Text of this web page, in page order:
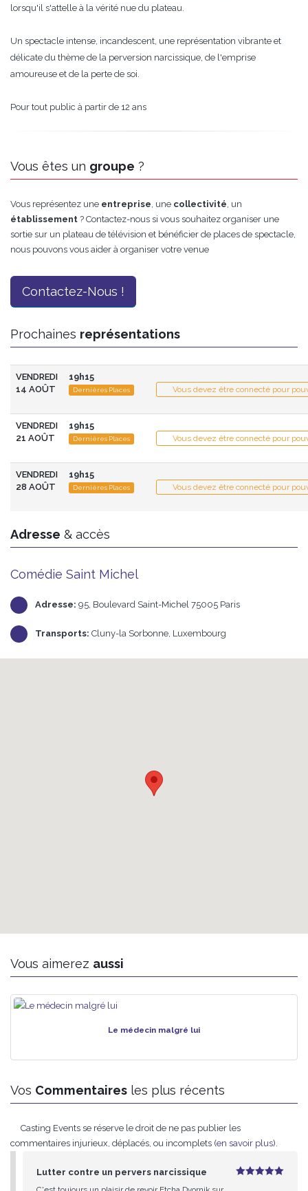
lorsqu'il s'attelle à la vérité nue du plateau.
Un spectacle intense, incandescent, une représentation vibrante et
délicate du thème de la perversion narcissique, de l'emprise
amoureuse et de la perte de soi.
Pour tout public à partir de 12 ans
Vous êtes un groupe ?
Vous représentez une entreprise, une collectivité, un
établissement ? Contactez-nous si vous souhaitez organiser une
sortie sur un plateau de télévision et bénéficier de places de spectacle,
nous pouvons vous aider à organiser votre venue
Contactez-Nous !
Prochaines représentations
VENDREDI
14 AOÛT
19h15
Dernières Places Vous devez être connecté pour
VENDREDI
21 AOÛT
19h15
Dernières Places Vous devez être connecté pour
VENDREDI
28 AOÛT
19h15
Dernières Places Vous devez être connecté pour
Adresse & accès
Comédie Saint Michel
Adresse: 95, Boulevard Saint-Michel 75005 Paris
Transports: Cluny-la Sorbonne, Luxembourg
Vous aimerez aussi
Le médecin malgré lui
Vos Commentaires les plus récents
Casting Events se réserve le droit de ne pas publier les
commentaires injurieux, déplacés, ou incomplets (en savoir plus).
Lutter contre un pervers narcissique